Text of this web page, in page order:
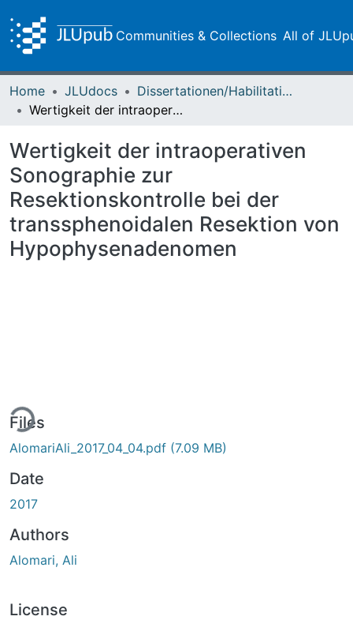
Communities & Collections All of
Home JLUdocs
Dissertationen/Habilitationen
Wertigkeit der intraoperativen Sonographie zur Resektionskontrolle bei der transsphenoidalen Resektion von Hypophysenadenomen
Wertigkeit der intraoperativen
Sonographie zur
Resektionskontrolle bei der
transsphenoidalen Resektion von
Hypophysenadenomen
Files
AlomariAli_2017_04_04.pdf (7.09 MB)
Date
2017
Authors
Alomari, Ali
License